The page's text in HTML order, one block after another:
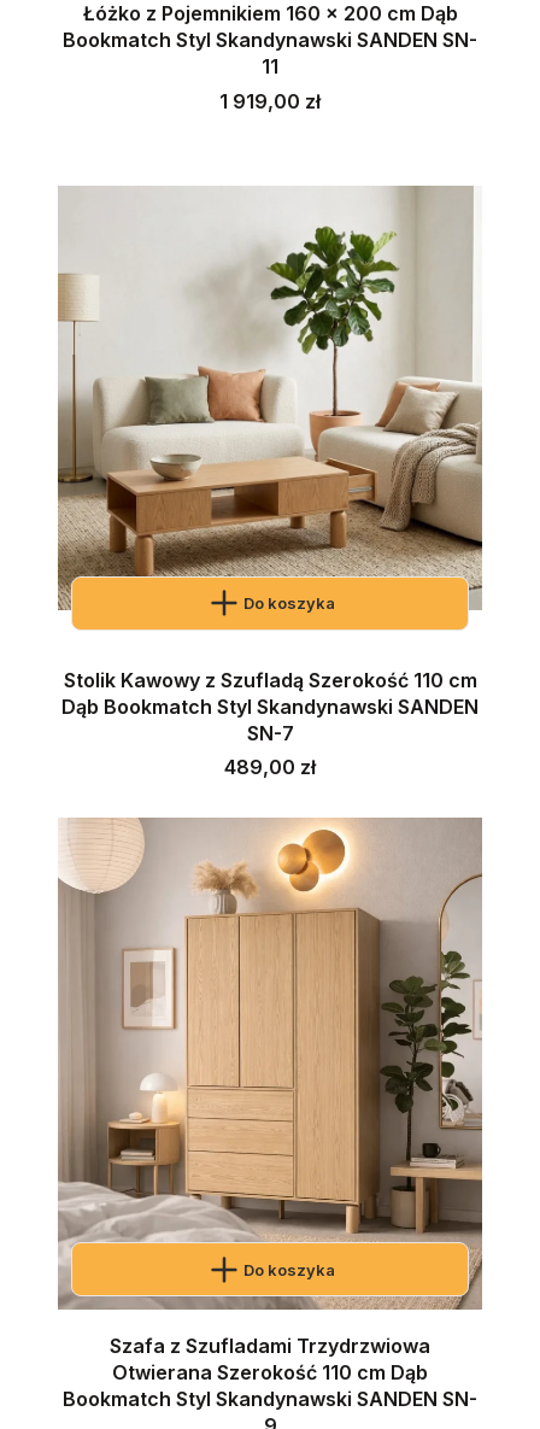
Łóżko z Pojemnikiem 160 x 200 cm Dąb
Bookmatch Styl Skandynawski SANDEN SN-
11
Cena
1 919,00 zł
Do koszyka
Stolik Kawowy z Szufladą Szerokość 110 cm
Dąb Bookmatch Styl Skandynawski SANDEN
SN-7
Cena
489,00 zł
Do koszyka
Szafa z Szufladami Trzydrzwiowa
Otwierana Szerokość 110 cm Dąb
Bookmatch Styl Skandynawski SANDEN SN-